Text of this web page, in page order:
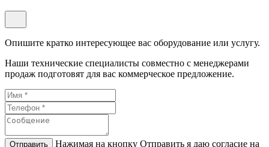
Опишите кратко интересующее вас оборудование или услугу.
Наши технические специалисты совместно с менеджерами
продаж подготовят для вас коммерческое предложение.
Отправить Нажимая на кнопку Отправить я даю согласие на